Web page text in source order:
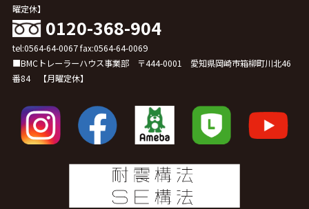
曜定休】
0120-368-904
tel:0564-64-0067 fax:0564-64-0069
■BMCトレーラーハウス事業部 〒444-0001 愛知県岡崎市箱柳町川北46
番84 【月曜定休】